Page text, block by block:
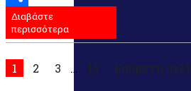
Μοιραστείτε
Διαβάστε
περισσότερα
1 2 3 … 15 Επόμενη